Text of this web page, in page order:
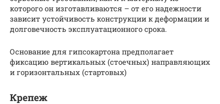
которого он изготавливаются – от его надежности
зависит устойчивость конструкции к деформации и
долговечность эксплуатационного срока.
Основание для гипсокартона предполагает
фиксацию вертикальных (стоечных) направляющих
и горизонтальных (стартовых)
Крепеж